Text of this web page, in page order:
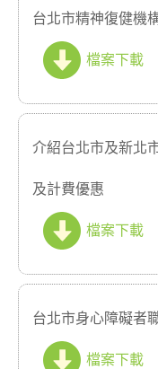
台北市精神復健機
檔案下載
介紹台北市及新北
及計費優惠
檔案下載
台北市身心障礙者
檔案下載